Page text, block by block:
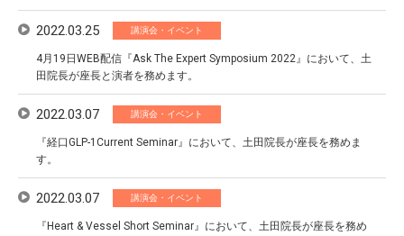
2022.03.25 講演会・イベント
4月19日WEB配信『Ask The Expert Symposium 2022』において、土
田院長が座長と演者を務めます。
2022.03.07 講演会・イベント
『経口GLP-1Current Seminar』において、土田院長が座長を務めま
す。
2022.03.07 講演会・イベント
『Heart & Vessel Short Seminar』において、土田院長が座長を務め